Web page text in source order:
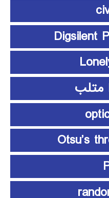
Digsilent
Otsu’s